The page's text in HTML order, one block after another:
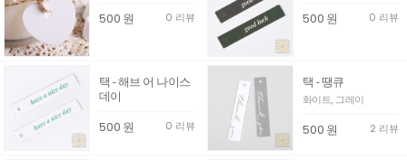
500 원 0 리뷰 500 원 0 리뷰
택 - 해브 어 나이스
데이
500 원 0 리뷰
택 - 땡큐
화이트, 그레이
500 원 2 리뷰